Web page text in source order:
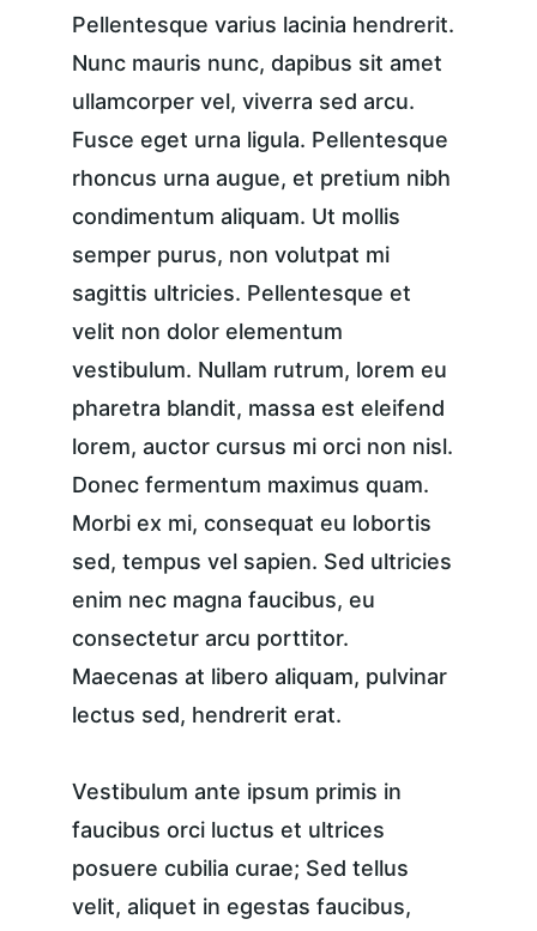
Pellentesque varius lacinia hendrerit.
Nunc mauris nunc, dapibus sit amet
ullamcorper vel, viverra sed arcu.
Fusce eget urna ligula. Pellentesque
rhoncus urna augue, et pretium nibh
condimentum aliquam. Ut mollis
semper purus, non volutpat mi
sagittis ultricies. Pellentesque et
velit non dolor elementum
vestibulum. Nullam rutrum, lorem eu
pharetra blandit, massa est eleifend
lorem, auctor cursus mi orci non nisl.
Donec fermentum maximus quam.
Morbi ex mi, consequat eu lobortis
sed, tempus vel sapien. Sed ultricies
enim nec magna faucibus, eu
consectetur arcu porttitor.
Maecenas at libero aliquam, pulvinar
lectus sed, hendrerit erat.
Vestibulum ante ipsum primis in
faucibus orci luctus et ultrices
posuere cubilia curae; Sed tellus
velit, aliquet in egestas faucibus,